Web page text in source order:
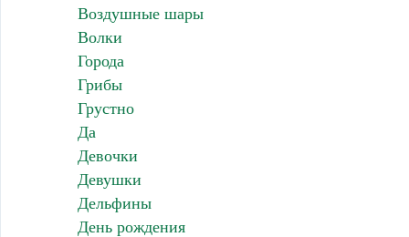
Воздушные шары
Волки
Города
Грибы
Грустно
Да
Девочки
Девушки
Дельфины
День рождения